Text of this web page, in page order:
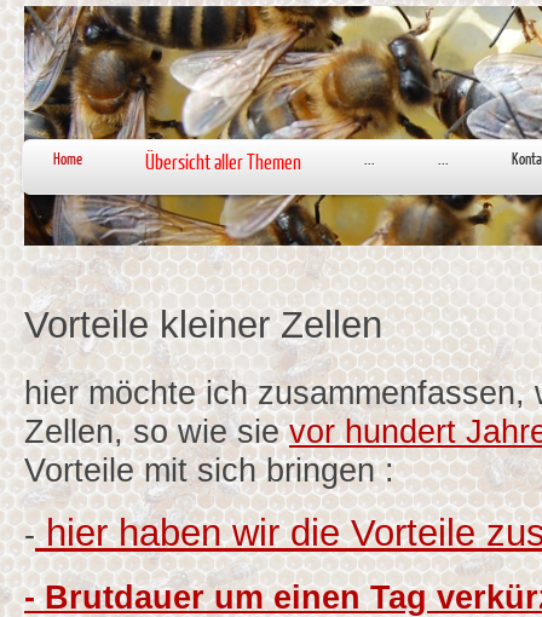
Home Übersicht aller Themen
Vorteile kleiner Zellen
hier möchte ich zusammenfassen,
Zellen, so wie sievor hundert
Vorteile mit sich bringen :
-hier haben wir die Vorteile
- Brutdauer um einen Tag